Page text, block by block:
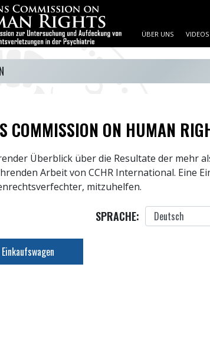
ÜBER UNS VIDEOS
COMMISSION ON HUMAN
Überblick über die Resultate der mehr
Arbeit von CCHR International. Eine
mitzuhelfen.
SPRACHE: